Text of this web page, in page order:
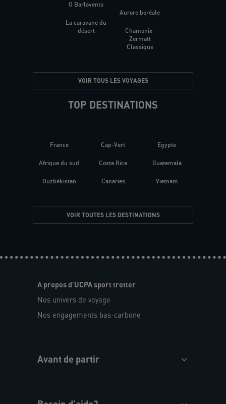
O Barlavento
La caravane du
désert
Aurore boréale
Chamonix-
Zermatt
Classique
VOIR TOUS LES VOYAGES
TOP DESTINATIONS
France
Afrique du sud
Ouzbékistan
Cap-Vert
Costa Rica
Canaries
Egypte
Guatemala
Vietnam
VOIR TOUTES LES DESTINATIONS
A propos d'UCPA sport trotter
Nos univers de voyage
Nos engagements bas-carbone
Avant de partir